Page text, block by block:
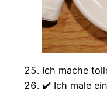
Ich mache
✔️ Ich male